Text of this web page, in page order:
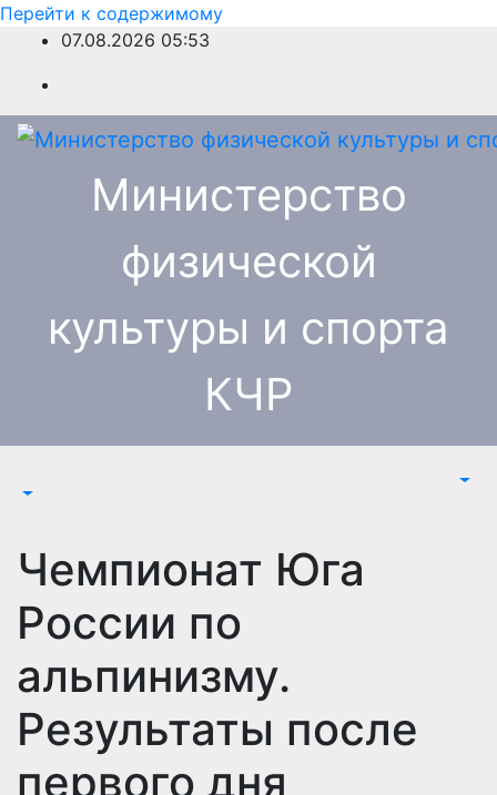
Перейти к содержимому
07.08.2026 05:53
Министерство
физической
культуры и спорта
КЧР
Чемпионат Юга
России по
альпинизму.
Результаты после
первого дня